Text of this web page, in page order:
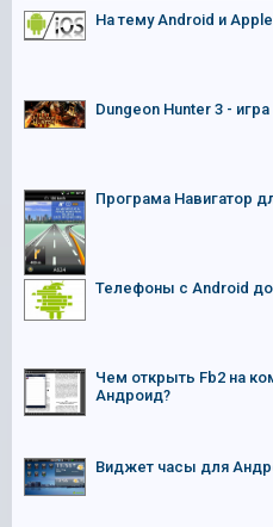
На тему Android и Apple
Dungeon Hunter 3 -
Програма Навигатор
Телефоны с Android
Чем открыть Fb2 на
Андроид?
Виджет часы для